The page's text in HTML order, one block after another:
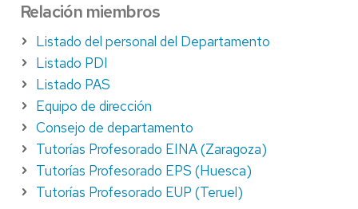
Relación miembros
Listado del personal del Departamento
Listado PDI
Listado PAS
Equipo de dirección
Consejo de departamento
Tutorías Profesorado EINA (Zaragoza)
Tutorías Profesorado EPS (Huesca)
Tutorías Profesorado EUP (Teruel)